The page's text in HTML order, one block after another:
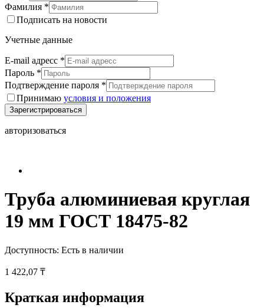
Фамилия *
Подписать на новости
Учетные данные
E-mail адресс *
Пароль *
Подтверждение пароля *
Принимаю условия и положения
Зарегистрироваться
авторизоваться
Труба алюминиевая круглая
19 мм ГОСТ 18475-82
Доступность: Есть в наличии
1 422,07 ₸
Краткая информация